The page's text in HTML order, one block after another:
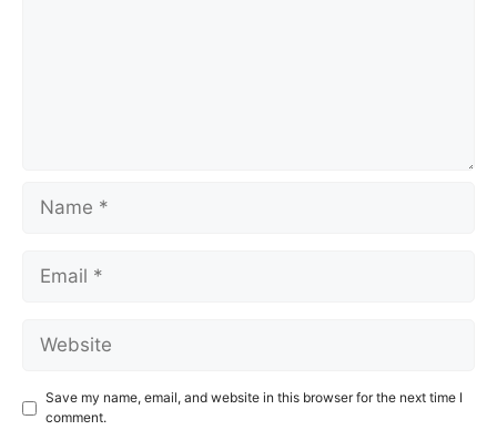
Name
Email
Website
Save my name, email, and website in this browser for the next time I
comment.